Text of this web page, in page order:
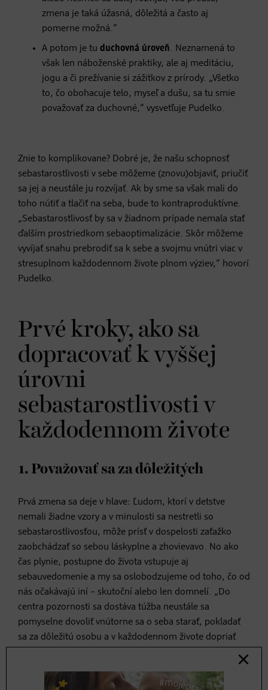
zmena je taká úžasná, dôležitá a často aj
pomerne možná.“
A potom je tu duchovná úroveň. Neznamená to
však len náboženské praktiky, ale aj meditáciu,
jogu a či prežívanie si zážitkov z prírody. „Všetko
to, čo obohacuje telo, myseľ a dušu, sa tu smie
považovať za duchovné,“ vysvetľuje Pudelko.
Znie to komplikovane? Dobré je, že našu schopnosť
sebastarostlivosti v sebe môžeme (znovu)objaviť, priučiť
sa jej a neustále ju rozvíjať. Ak by sme sa však mali do
toho nútiť a tlačiť na seba, bude to kontraproduktívne.
„Sebastarostlivosť by sa v žiadnom prípade nemala stať
ďalším prostriedkom sebaoptimalizácie. Skôr môžeme
vyvíjať snahu prebrodiť sa k sebe a svojmu vnútri viac v
stresuplnom každodennom živote plnom výziev,“ hovorí
Pudelko.
Prvé kroky, ako sa
dopracovať k vyššej
úrovni
sebastarostlivosti v
každodennom živote
1. Považovať sa za dôležitých
Prvá zmena sa deje v hlave: Ľudom, ktorí v detstve
nemali žiadne vzory a v minulosti sa nestretli so
sebastarostlivosťou, môže prísť v dospelosti zaťažko
zaobchádzať so sebou láskyplne a zhovievavo. No ako
čas plynie, postupne do života vstupuje aj
sebauvedomenie a my sa oslobodzujeme od toho, čo od
nás očakávajú iní – skutoční alebo len domnelí. „Do
centra pozornosti sa dostáva túžba neustále sa
pomyselne dovoliť vnútorne sa o seba starať, pokladať
sa za dôležitú osobu a v každodennom živote dopriať